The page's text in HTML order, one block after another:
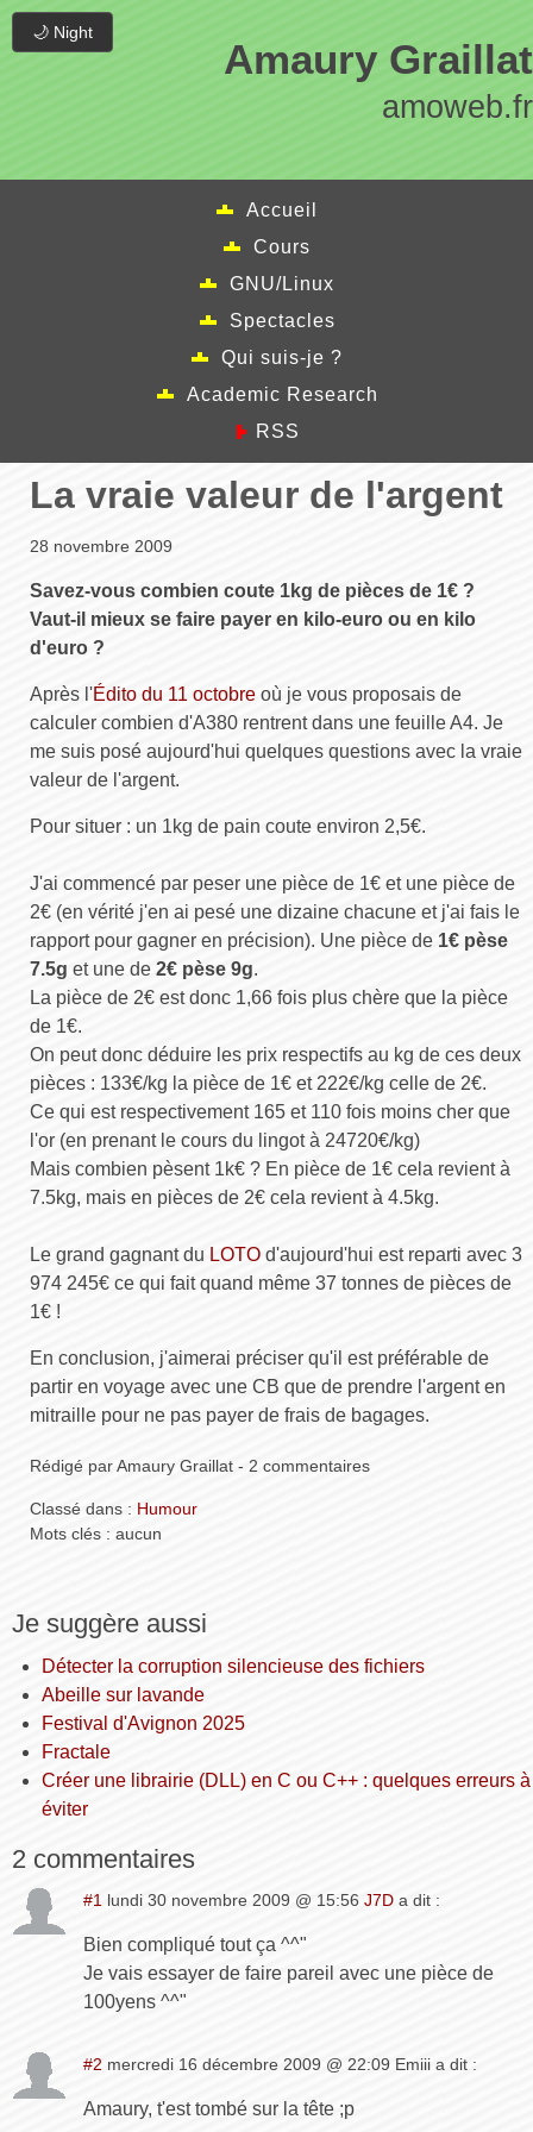
🌙 Night
Amaury Graillat
amoweb.fr
Accueil
Cours
GNU/Linux
Spectacles
Qui suis-je ?
Academic Research
RSS
La vraie valeur de l'argent
28 novembre 2009
Savez-vous combien coute 1kg de pièces de 1€ ?
Vaut-il mieux se faire payer en kilo-euro ou en kilo
d'euro ?
Après l'Édito du 11 octobre où je vous proposais de
calculer combien d'A380 rentrent dans une feuille A4. Je
me suis posé aujourd'hui quelques questions avec la vraie
valeur de l'argent.
Pour situer : un 1kg de pain coute environ 2,5€.
J'ai commencé par peser une pièce de 1€ et une pièce de
2€ (en vérité j'en ai pesé une dizaine chacune et j'ai fais le
rapport pour gagner en précision). Une pièce de 1€ pèse
7.5g et une de 2€ pèse 9g.
La pièce de 2€ est donc 1,66 fois plus chère que la pièce
de 1€.
On peut donc déduire les prix respectifs au kg de ces deux
pièces : 133€/kg la pièce de 1€ et 222€/kg celle de 2€.
Ce qui est respectivement 165 et 110 fois moins cher que
l'or (en prenant le cours du lingot à 24720€/kg)
Mais combien pèsent 1k€ ? En pièce de 1€ cela revient à
7.5kg, mais en pièces de 2€ cela revient à 4.5kg.
Le grand gagnant du LOTO d'aujourd'hui est reparti avec 3
974 245€ ce qui fait quand même 37 tonnes de pièces de
1€ !
En conclusion, j'aimerai préciser qu'il est préférable de
partir en voyage avec une CB que de prendre l'argent en
mitraille pour ne pas payer de frais de bagages.
Rédigé par Amaury Graillat - 2 commentaires
Classé dans : Humour
Mots clés : aucun
Je suggère aussi
Détecter la corruption silencieuse des fichiers
Abeille sur lavande
Festival d'Avignon 2025
Fractale
Créer une librairie (DLL) en C ou C++ : quelques erreurs à
éviter
2 commentaires
#1 lundi 30 novembre 2009 @ 15:56 J7D a dit :
Bien compliqué tout ça ^^"
Je vais essayer de faire pareil avec une pièce de
100yens ^^"
#2 mercredi 16 décembre 2009 @ 22:09 Emiii a dit :
Amaury, t'est tombé sur la tête ;p